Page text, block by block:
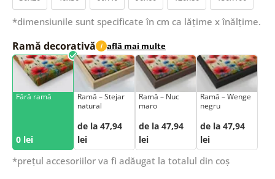
*dimensiunile sunt specificate în cm ca lățime x înălțime.
Ramă decorativă i află mai multe
Fără ramă
0 lei
Ramă – Stejar
natural
de la 47,94
lei
Ramă – Nuc
maro
de la 47,94
lei
Ramă – Wenge
negru
de la 47,94
lei
*prețul accesoriilor va fi adăugat la totalul din coș